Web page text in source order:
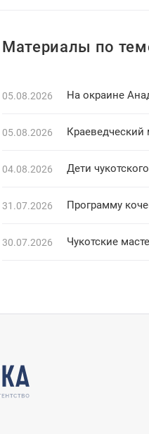
Материалы по
05.08.2026 На окраине
05.08.2026 Краеведческий
04.08.2026 Дети
31.07.2026 Программу
30.07.2026 Чукотские